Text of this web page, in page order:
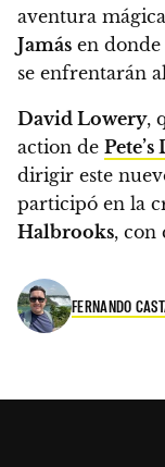
aventura
Jamás en donde
se enfrentarán al
David Lowery,
action de
dirigir este
participó en la
Halbrooks, con
FERNANDO